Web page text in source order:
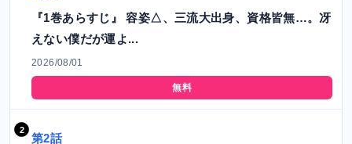
『1巻あらすじ』 容姿△、三流大出身、資格皆無…。冴
えない僕だが運よ...
2026/08/01
無料
第2話